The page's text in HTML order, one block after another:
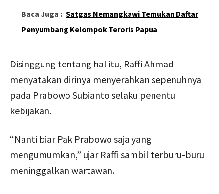
Baca Juga : Satgas Nemangkawi Temukan Daftar
Penyumbang Kelompok Teroris Papua
Disinggung tentang hal itu, Raffi Ahmad
menyatakan dirinya menyerahkan sepenuhnya
pada Prabowo Subianto selaku penentu
kebijakan.
“Nanti biar Pak Prabowo saja yang
mengumumkan,” ujar Raffi sambil terburu-buru
meninggalkan wartawan.